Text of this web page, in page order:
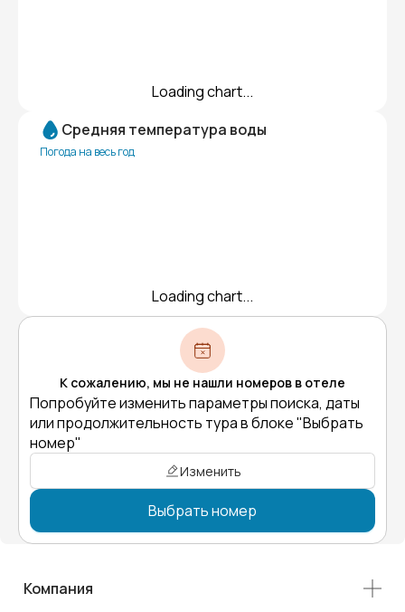
Loading chart...
Средняя температура воды
Погода на весь год
Loading chart...
К сожалению, мы не нашли номеров в отеле
Попробуйте изменить параметры поиска, даты
или продолжительность тура в блоке "Выбрать
номер"
Изменить
Выбрать номер
Компания